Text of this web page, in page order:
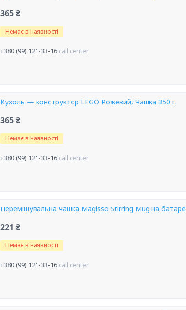
365 ₴
Немає в наявності
+380 (99) 121-33-16 call center
Кухоль — конструктор LEGO Рожевий, Чашка 350 г.
365 ₴
Немає в наявності
+380 (99) 121-33-16 call center
Перемішувальна чашка Magisso Stirring Mug на
221 ₴
Немає в наявності
+380 (99) 121-33-16 call center